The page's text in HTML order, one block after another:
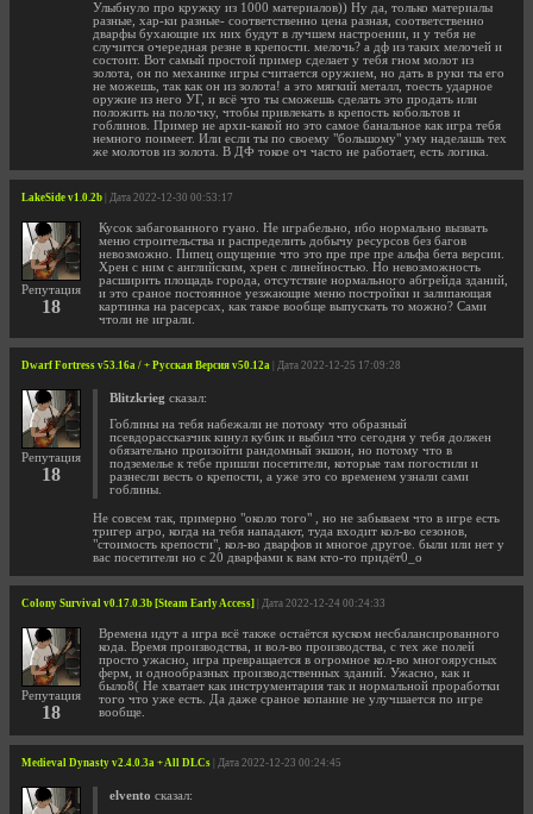
Улыбнуло про кружку из 1000 материалов)) Ну да, только материалы
разные, хар-ки разные- соответственно цена разная, соответственно
дварфы бухающие их них будут в лучшем настроении, и у тебя не
случится очередная резне в крепости. мелочь? а дф из таких мелочей и
состоит. Вот самый простой пример сделает у тебя гном молот из
золота, он по механике игры считается оружием, но дать в руки ты его
не можешь, так как он из золота! а это мягкий металл, тоесть ударное
оружие из него УГ, и всё что ты сможешь сделать это продать или
положить на полочку, чтобы привлекать в крепость кобольтов и
гоблинов. Пример не архи-какой но это самое банальное как игра тебя
немного поимеет. Или если ты по своему "большому" уму наделашь тех
же молотов из золота. В ДФ токое оч часто не работает, есть логика.
LakeSide v1.0.2b | Дата 2022-12-30 00:53:17
Репутация
18
Кусок забагованного гуано. Не играбельно, ибо нормально вызвать
меню строительства и распределить добычу ресурсов без багов
невозможно. Пипец ощущение что это пре пре пре альфа бета версии.
Хрен с ним с английским, хрен с линейностью. Но невозможность
расширить площадь города, отсутствие нормального абгрейда зданий,
и это сраное постоянное уезжающие меню постройки и залипающая
картинка на расерсах, как такое вообще выпускать то можно? Сами
чтоли не играли.
Dwarf Fortress v53.16a / + Русская Версия v50.12a | Дата 2022-12-25 17:09:28
Репутация
18
Blitzkrieg сказал:
Гоблины на тебя набежали не потому что образный
псевдорассказчик кинул кубик и выбил что сегодня у тебя должен
обязательно произойти рандомный экшон, но потому что в
подземелье к тебе пришли посетители, которые там погостили и
разнесли весть о крепости, а уже это со временем узнали сами
гоблины.
Не совсем так, примерно "около того" , но не забываем что в игре есть
тригер агро, когда на тебя нападают, туда входит кол-во сезонов,
"стоимость крепости", кол-во дварфов и многое другое. были или нет у
вас посетители но с 20 дварфами к вам кто-то придёт0_о
Colony Survival v0.17.0.3b [Steam Early Access] | Дата 2022-12-24 00:24:33
Репутация
18
Времена идут а игра всё также остаётся куском несбалансированного
кода. Время производства, и вол-во производства, с тех же полей
просто ужасно, игра превращается в огромное кол-во многоярусных
ферм, и однообразных производственных зданий. Ужасно, как и
было8( Не хватает как инструментария так и нормальной проработки
того что уже есть. Да даже сраное копание не улучшается по игре
вообще.
Medieval Dynasty v2.4.0.3a + All DLCs | Дата 2022-12-23 00:24:45
elvento сказал: